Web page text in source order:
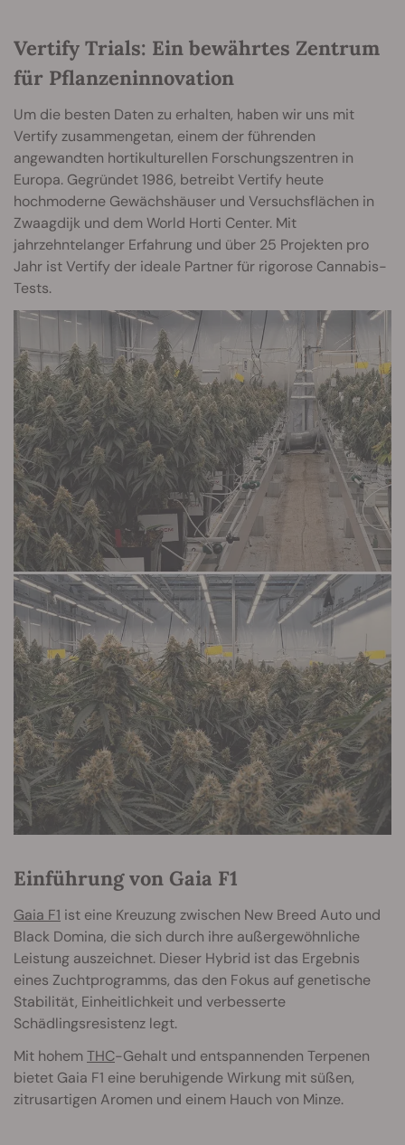
Vertify Trials: Ein bewährtes Zentrum
für Pflanzeninnovation
Um die besten Daten zu erhalten, haben wir uns mit
Vertify zusammengetan, einem der führenden
angewandten hortikulturellen Forschungszentren in
Europa. Gegründet 1986, betreibt Vertify heute
hochmoderne Gewächshäuser und Versuchsflächen in
Zwaagdijk und dem World Horti Center. Mit
jahrzehntelanger Erfahrung und über 25 Projekten pro
Jahr ist Vertify der ideale Partner für rigorose Cannabis-
Tests.
Einführung von Gaia F1
Gaia F1 ist eine Kreuzung zwischen New Breed Auto und
Black Domina, die sich durch ihre außergewöhnliche
Leistung auszeichnet. Dieser Hybrid ist das Ergebnis
eines Zuchtprogramms, das den Fokus auf genetische
Stabilität, Einheitlichkeit und verbesserte
Schädlingsresistenz legt.
Mit hohemTHC-Gehalt und entspannenden Terpenen
bietet Gaia F1 eine beruhigende Wirkung mit süßen,
zitrusartigen Aromen und einem Hauch von Minze.